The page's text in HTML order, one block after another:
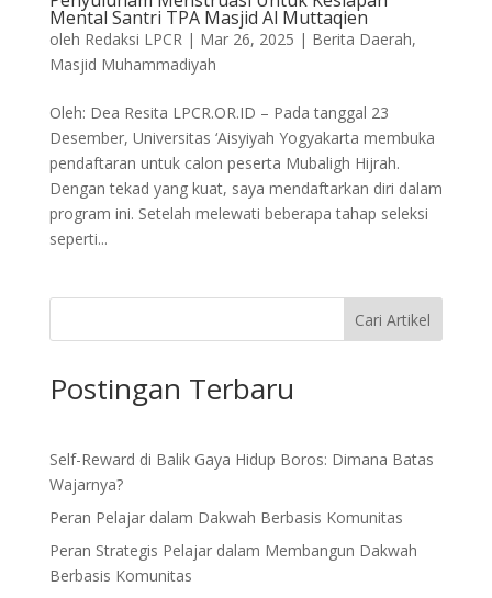
Mental Santri TPA Masjid Al Muttaqien
oleh Redaksi LPCR| Mar 26, 2025 | Berita Daerah,
Masjid Muhammadiyah
Oleh: Dea Resita LPCR.OR.ID – Pada tanggal 23
Desember, Universitas ‘Aisyiyah Yogyakarta membuka
pendaftaran untuk calon peserta Mubaligh Hijrah.
Dengan tekad yang kuat, saya mendaftarkan diri dalam
program ini. Setelah melewati beberapa tahap seleksi
seperti...
Cari Artikel
Postingan Terbaru
Self-Reward di Balik Gaya Hidup Boros: Dimana Batas
Wajarnya?
Peran Pelajar dalam Dakwah Berbasis Komunitas
Peran Strategis Pelajar dalam Membangun Dakwah
Berbasis Komunitas